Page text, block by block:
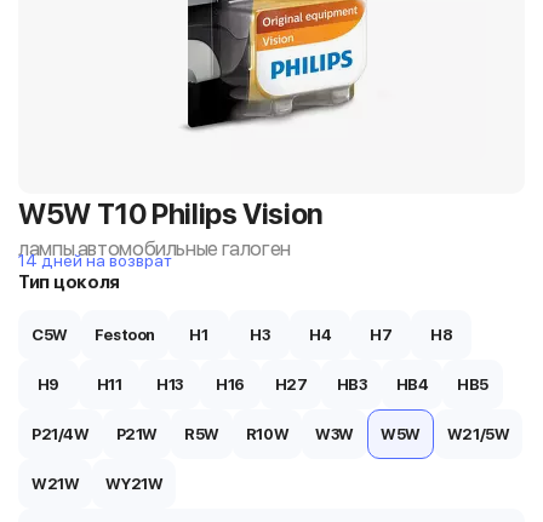
W5W T10 Philips Vision
лампы автомобильные галоген
14 дней на возврат
Тип цоколя
C5W Festoon H1 H3 H4 H7 H8
H9 H11 H13 H16 H27 HB3 HB4 HB5
P21/4W P21W R5W R10W W3W W5W W21/5W
W21W WY21W